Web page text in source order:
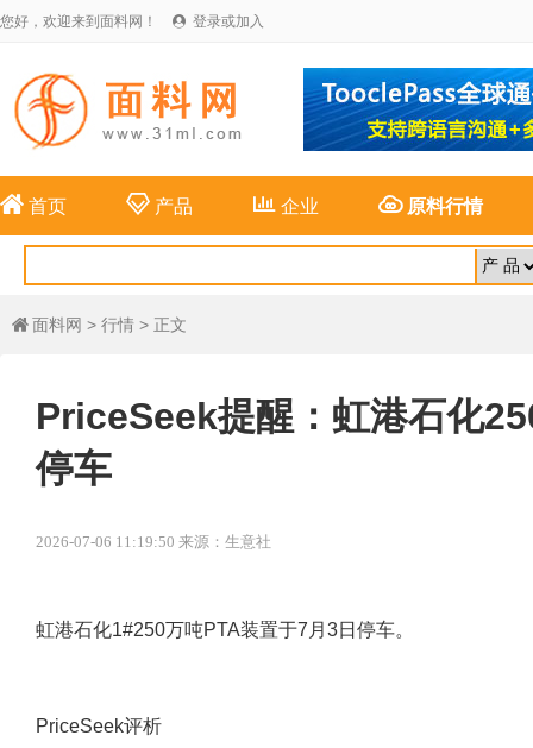
您好，欢迎来到面料网！  登录或加入
 首页 产品 企业 原料行情
 面料网 > 行情 > 正文
PriceSeek提醒：虹港石化
停车
2026-07-06 11:19:50 来源：生意社
虹港石化1#250万吨PTA装置于7月3日停车。
PriceSeek评析